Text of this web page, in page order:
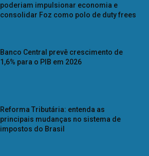
poderiam impulsionar economia e
consolidar Foz como polo de duty frees
Banco Central prevê crescimento de
1,6% para o PIB em 2026
Reforma Tributária: entenda as
principais mudanças no sistema de
impostos do Brasil